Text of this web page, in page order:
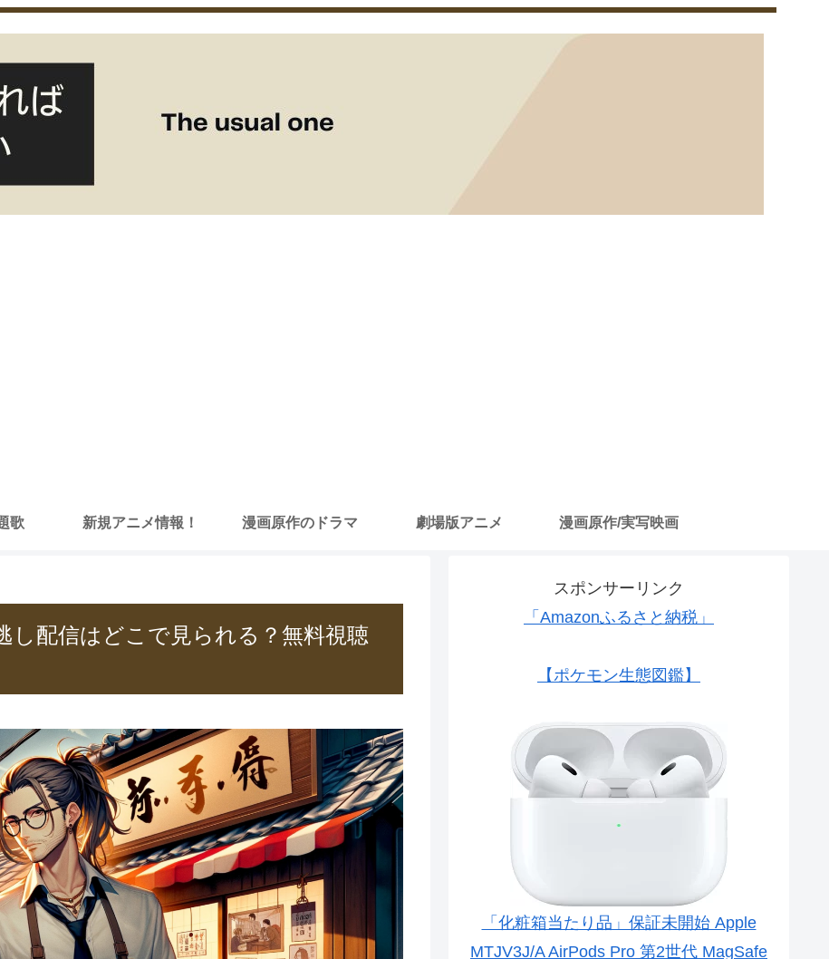
歌 新規アニメ情報！ 漫画原作のドラマ 劇場版アニメ 漫画原作/実写映画
し配信はどこで見られる？無料視聴
スポンサーリンク
「Amazonふるさと納税」
【ポケモン生態図鑑】
「化粧箱当たり品」保証未開始 Apple
MTJV3J/A AirPods Pro 第2世代 MagSafe